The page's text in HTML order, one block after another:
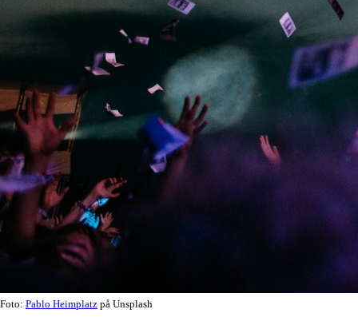
Foto: Pablo Heimplatz på Unsplash